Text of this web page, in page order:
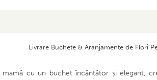
Livrare Buchete & Aranjamente de Flori
cu un buchet încântător și elegant,